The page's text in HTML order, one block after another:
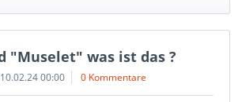
"Muselet" was ist das ?
10.02.24 00:00 0 Kommentare